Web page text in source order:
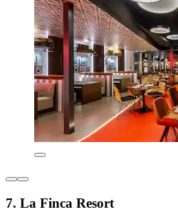
7. La Finca Resort